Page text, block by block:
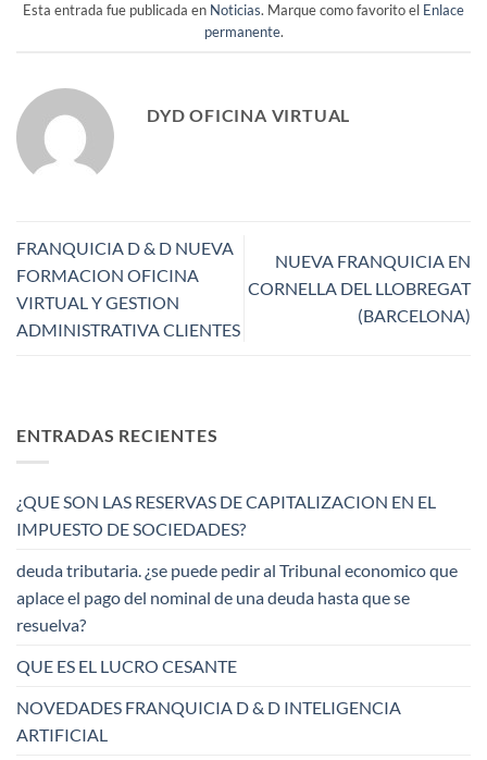
Esta entrada fue publicada en Noticias. Marque como favorito el Enlace
permanente.
DYD OFICINA VIRTUAL
FRANQUICIA D & D NUEVA
FORMACION OFICINA
VIRTUAL Y GESTION
ADMINISTRATIVA CLIENTES
NUEVA FRANQUICIA EN
CORNELLA DEL LLOBREGAT
(BARCELONA)
ENTRADAS RECIENTES
¿QUE SON LAS RESERVAS DE CAPITALIZACION EN EL
IMPUESTO DE SOCIEDADES?
deuda tributaria. ¿se puede pedir al Tribunal economico que
aplace el pago del nominal de una deuda hasta que se
resuelva?
QUE ES EL LUCRO CESANTE
NOVEDADES FRANQUICIA D & D INTELIGENCIA
ARTIFICIAL